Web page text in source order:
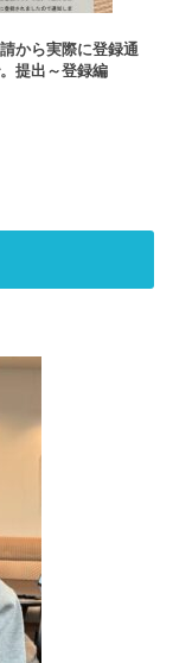
から実際に登録通
提出～登録編